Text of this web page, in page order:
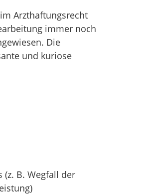
Arzthaftungsrecht
immer noch
Die
und kuriose
(z. B. Wegfall der